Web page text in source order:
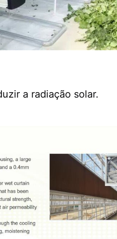
a radiação solar.